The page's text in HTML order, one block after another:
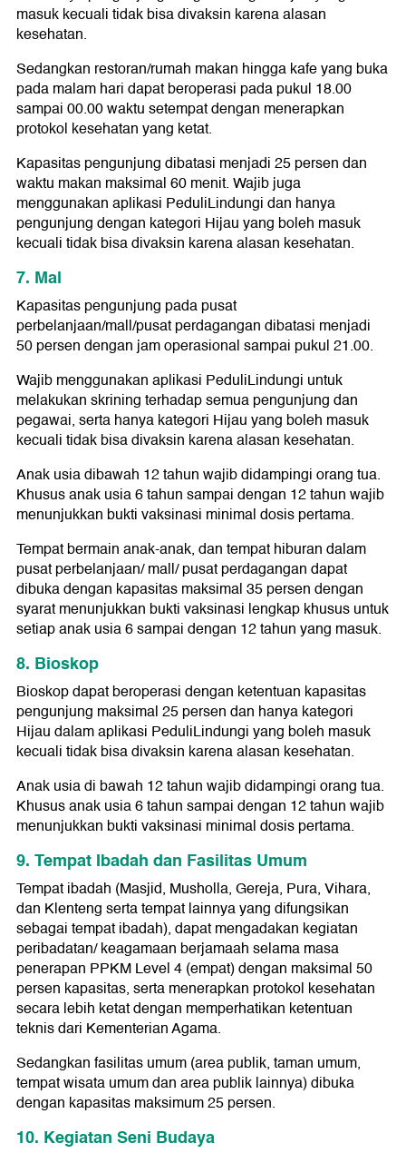
masuk kecuali tidak bisa divaksin karena alasan
kesehatan.
Sedangkan restoran/rumah makan hingga kafe yang buka
pada malam hari dapat beroperasi pada pukul 18.00
sampai 00.00 waktu setempat dengan menerapkan
protokol kesehatan yang ketat.
Kapasitas pengunjung dibatasi menjadi 25 persen dan
waktu makan maksimal 60 menit. Wajib juga
menggunakan aplikasi PeduliLindungi dan hanya
pengunjung dengan kategori Hijau yang boleh masuk
kecuali tidak bisa divaksin karena alasan kesehatan.
7. Mal
Kapasitas pengunjung pada pusat
perbelanjaan/mall/pusat perdagangan dibatasi menjadi
50 persen dengan jam operasional sampai pukul 21.00.
Wajib menggunakan aplikasi PeduliLindungi untuk
melakukan skrining terhadap semua pengunjung dan
pegawai, serta hanya kategori Hijau yang boleh masuk
kecuali tidak bisa divaksin karena alasan kesehatan.
Anak usia dibawah 12 tahun wajib didampingi orang tua.
Khusus anak usia 6 tahun sampai dengan 12 tahun wajib
menunjukkan bukti vaksinasi minimal dosis pertama.
Tempat bermain anak-anak, dan tempat hiburan dalam
pusat perbelanjaan/ mall/ pusat perdagangan dapat
dibuka dengan kapasitas maksimal 35 persen dengan
syarat menunjukkan bukti vaksinasi lengkap khusus untuk
setiap anak usia 6 sampai dengan 12 tahun yang masuk.
8. Bioskop
Bioskop dapat beroperasi dengan ketentuan kapasitas
pengunjung maksimal 25 persen dan hanya kategori
Hijau dalam aplikasi PeduliLindungi yang boleh masuk
kecuali tidak bisa divaksin karena alasan kesehatan.
Anak usia di bawah 12 tahun wajib didampingi orang tua.
Khusus anak usia 6 tahun sampai dengan 12 tahun wajib
menunjukkan bukti vaksinasi minimal dosis pertama.
9. Tempat Ibadah dan Fasilitas Umum
Tempat ibadah (Masjid, Musholla, Gereja, Pura, Vihara,
dan Klenteng serta tempat lainnya yang difungsikan
sebagai tempat ibadah), dapat mengadakan kegiatan
peribadatan/ keagamaan berjamaah selama masa
penerapan PPKM Level 4 (empat) dengan maksimal 50
persen kapasitas, serta menerapkan protokol kesehatan
secara lebih ketat dengan memperhatikan ketentuan
teknis dari Kementerian Agama.
Sedangkan fasilitas umum (area publik, taman umum,
tempat wisata umum dan area publik lainnya) dibuka
dengan kapasitas maksimum 25 persen.
10. Kegiatan Seni Budaya